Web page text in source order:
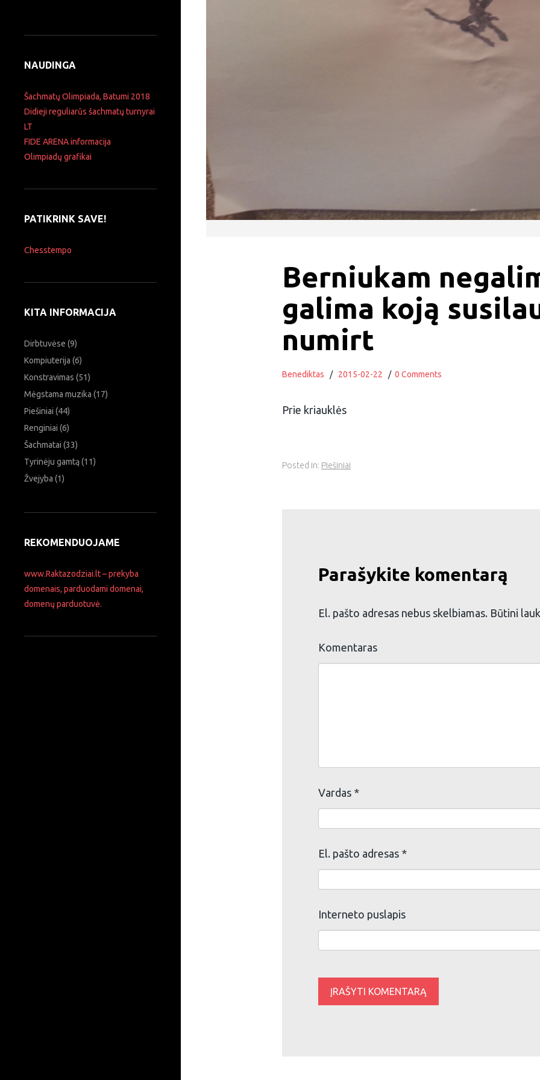
Berniukam
galima koją
numirt
Benediktas / 2015-02-22 / 0 Comments
Prie kriauklės
Posted in: Piešiniai
Parašykite komentarą
El. pašto adresas nebus skelbiamas. Būtini
Komentaras
Vardas *
El. pašto adresas *
Interneto puslapis
NAUDINGA
Šachmatų Olimpiada, Batumi 2018
Didieji reguliarūs šachmatų turnyrai
LT
FIDE ARENA informacija
Olimpiadų grafikai
PATIKRINK SAVE!
Chesstempo
KITA INFORMACIJA
Dirbtuvėse (9)
Kompiuterija (6)
Konstravimas (51)
Mėgstama muzika (17)
Piešiniai (44)
Renginiai (6)
Šachmatai (33)
Tyrinėju gamtą(11)
Žvejyba (1)
REKOMENDUOJAME
www.Raktazodziai.lt – prekyba
domenais, parduodami domenai,
domenų parduotuvė.